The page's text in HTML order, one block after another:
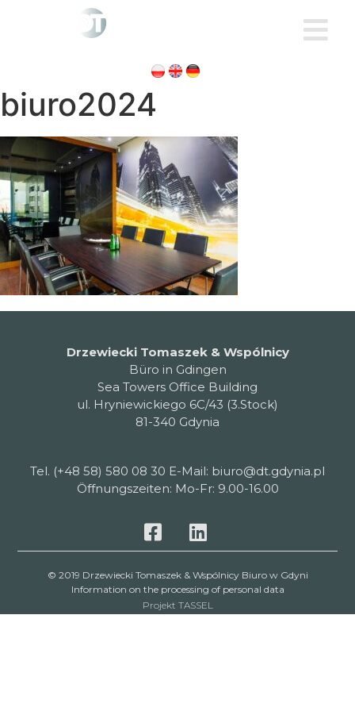
biuro2024
Drzewiecki Tomaszek & Wspólnicy
Büro in Gdingen
Sea Towers Office Building
ul. Hryniewickiego 6C/43 (3.Stock)
81-340 Gdynia
Tel. (+48 58) 580 08 30 E-Mail: biuro@dt.gdynia.pl
Öffnungszeiten: Mo-Fr: 9.00-16.00
© 2019 Drzewiecki Tomaszek & Wspólnicy Biuro w Gdyni
Information on the processing of personal data
Projekt TASSEL